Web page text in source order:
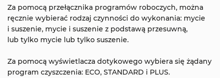
Za pomocą przełącznika programów roboczych, można
ręcznie wybierać rodzaj czynności do wykonania: mycie
i suszenie, mycie i suszenie z podstawą przesuwną,
lub tylko mycie lub tylko suszenie.
Za pomocą wyświetlacza dotykowego wybiera się żądany
program czyszczenia: ECO, STANDARD i PLUS.